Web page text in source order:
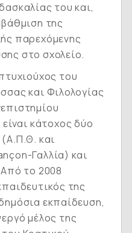
του και,
της
παρεχόμενης
στο σχολείο.
του
και Φιλολογίας
κάτοχος δύο
(Α.Π.Θ. και
Γαλλία) και
το 2008
της
εκπαίδευση,
μέλος της